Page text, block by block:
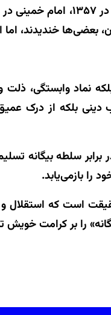
سال‌ها بعد، پس از پیروزی
بعضی‌ها خندیدند،
نماد وابستگی،
دینی بلکه از درک
برابر سلطه بیگانه
را بازمی‌یابد.
حقیقت است که
را بر کرامت خویش